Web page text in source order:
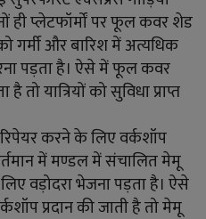
ही प्लेटफॉर्मों पर फूल कवर शेड
गर्मी और बारिश में अत्यधिक
पड़ता है। ऐसे में फूल कवर
तो यात्रियों को सुविधा प्राप्त
करने के लिए वर्कशॉप
में मण्डल में संचालित मेमू
वड़ोदरा भेजना पड़ता है। ऐसे
प्रदान की जाती है तो मेमू